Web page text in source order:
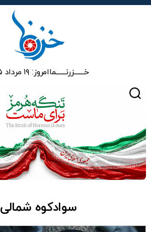
خـــــــزرنـــــــماامروز: ۱۹ مرداد ۱۴۰۵
سوادکوه شمالی